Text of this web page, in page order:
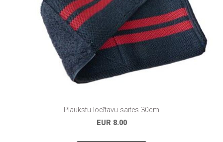
Plaukstu locītavu saites 30cm
EUR 8.00